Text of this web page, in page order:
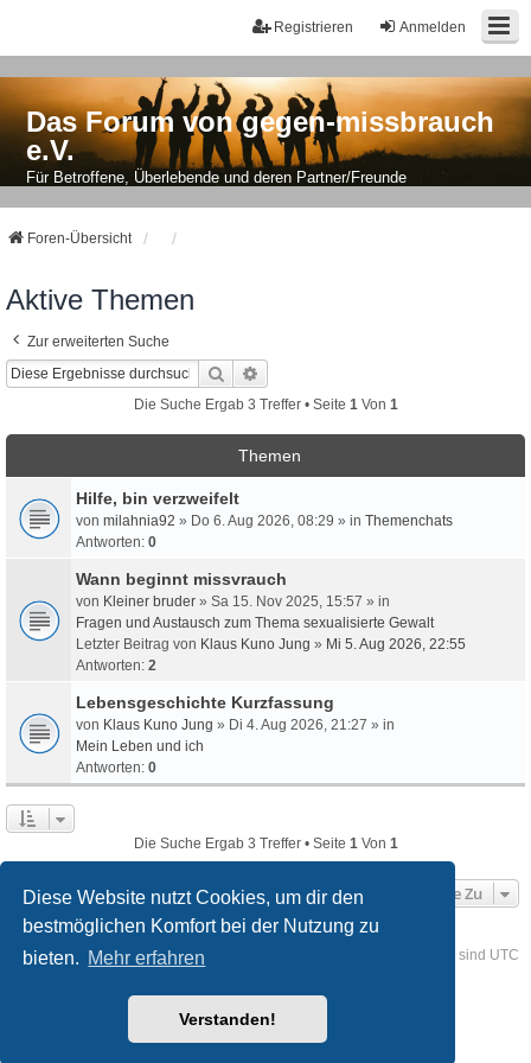
Diese Website nutzt Cookies, um dir den
bestmöglichen Komfort bei der Nutzung zu
bieten. Mehr erfahren
Verstanden!
Anmelden
Registrieren
Das Forum von gegen-missbrauch
e.V.
Für Betroffene, Überlebende und deren Partner/Freunde
Foren-Übersicht
Aktive Themen
Zur erweiterten Suche
Suche
Die Suche Ergab 3 Treffer • Seite 1 Von 1
Themen
Hilfe, bin verzweifelt
von milahnia92 » Do 6. Aug 2026, 08:29 » in Themenchats
Antworten: 0
Wann beginnt missvrauch
von Kleiner bruder » Sa 15. Nov 2025, 15:57 » in
Fragen und Austausch zum Thema sexualisierte Gewalt
Letzter Beitrag von Klaus Kuno Jung » Mi 5. Aug 2026, 22:55
Antworten: 2
Lebensgeschichte Kurzfassung
von Klaus Kuno Jung » Di 4. Aug 2026, 21:27 » in
Mein Leben und ich
Antworten: 0
Die Suche Ergab 3 Treffer • Seite 1 Von 1
Gehe Zu
Foren-Übersicht Kontakt Alle Zeiten sind UTC
® Forum Software © phpBB Limited
phpBB.de
created by INVENTEA & v12mike